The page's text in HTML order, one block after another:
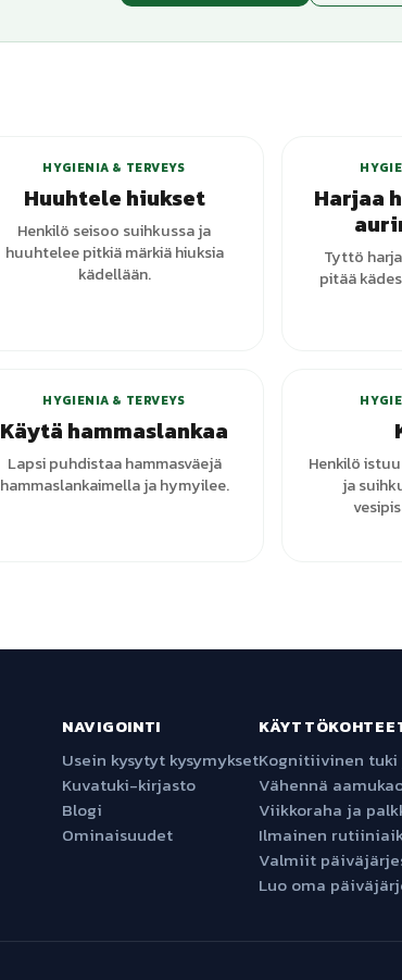
HYGIENIA & TERVEYS
Huuhtele hiukset
Henkilö seisoo suihkussa ja
huuhtelee pitkiä märkiä hiuksia
kädellään.
Harjaa
Tyttö
pitää
HYGIENIA & TERVEYS
Käytä hammaslankaa
Lapsi puhdistaa hammasväejä
hammaslankaimella ja hymyilee.
Henkilö
ja
NAVIGOINTI
Usein kysytyt kysymykset
Kuvatuki-kirjasto
Blogi
Ominaisuudet
Kognitiivinen tuki
Vähennä
Viikkoraha ja
Ilmainen
Valmiit
Luo oma